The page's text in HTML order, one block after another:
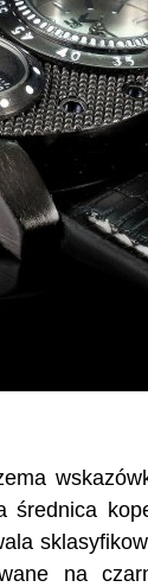
średnica
na